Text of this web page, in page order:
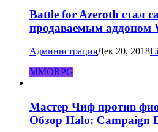
Battle for Azeroth стал
продаваемым аддоном
АдминистрацияДек 20, 2018
MMORPG
Мастер Чиф против
Обзор Halo: Campaign